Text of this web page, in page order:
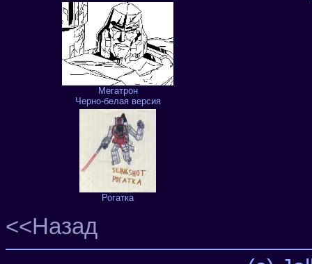
Мегатрон
Черно-белая версия
Рогатка
<<Назад